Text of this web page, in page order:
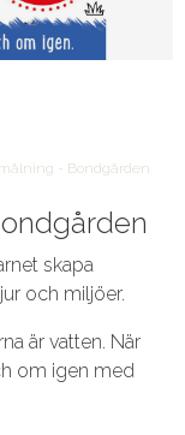
- Bondgården
skapa
och miljöer.
är vatten. När
om igen med